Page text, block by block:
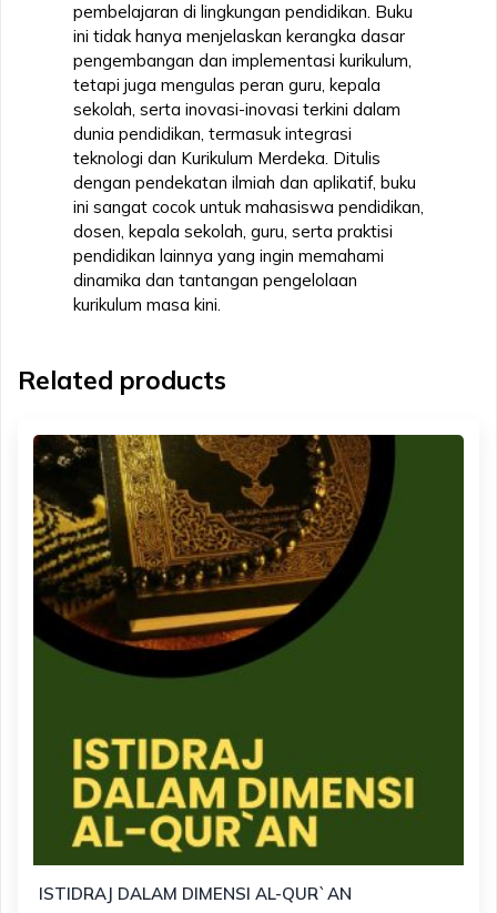
pembelajaran di lingkungan pendidikan. Buku
ini tidak hanya menjelaskan kerangka dasar
pengembangan dan implementasi kurikulum,
tetapi juga mengulas peran guru, kepala
sekolah, serta inovasi-inovasi terkini dalam
dunia pendidikan, termasuk integrasi
teknologi dan Kurikulum Merdeka. Ditulis
dengan pendekatan ilmiah dan aplikatif, buku
ini sangat cocok untuk mahasiswa pendidikan,
dosen, kepala sekolah, guru, serta praktisi
pendidikan lainnya yang ingin memahami
dinamika dan tantangan pengelolaan
kurikulum masa kini.
Related products
ISTIDRAJ DALAM DIMENSI AL-QUR`AN